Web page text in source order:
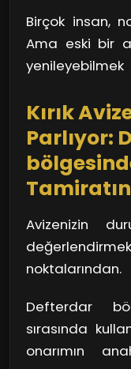
bu tamir
yeniden inşa
yapılıyor.
arkasında
ustalar, o
bir dedektif gibi
Birçok insan,
Ama eski bir
geleceğe
aşağı tamir
geçtiğini
yalnızca bir
tarihi bir yolculuk.
Kırık
Parlıyor:
Avizenizin
Kristallerin
edin. Eksik
dengesini
Defterdar
sırasında
onarımın